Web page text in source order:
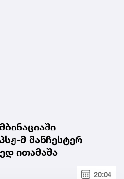
მ მანჩესტერ
ითამაშა
20:04